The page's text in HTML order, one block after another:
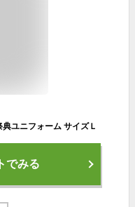
ユニフォーム サイズＬ
でみる